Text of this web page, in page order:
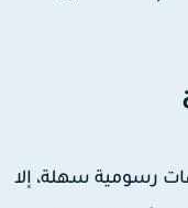
رسومية سهلة، إلا